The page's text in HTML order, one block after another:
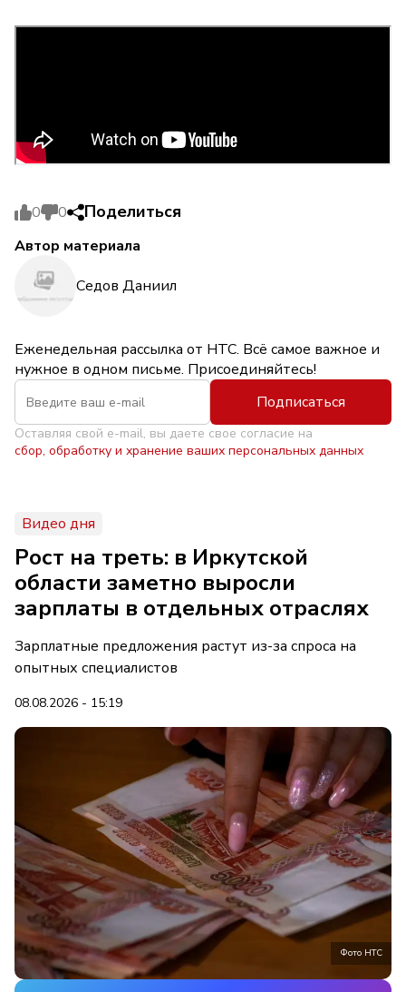
0 0 Поделиться
Автор материала
Седов Даниил
Еженедельная рассылка от НТС. Всё самое важное и
нужное в одном письме. Присоединяйтесь!
Подписаться
Оставляя свой e-mail, вы даете свое согласие на
сбор, обработку и хранение ваших персональных данных
Видео дня
Рост на треть: в Иркутской
области заметно выросли
зарплаты в отдельных отраслях
Зарплатные предложения растут из-за спроса на
опытных специалистов
08.08.2026 - 15:19
Фото НТС